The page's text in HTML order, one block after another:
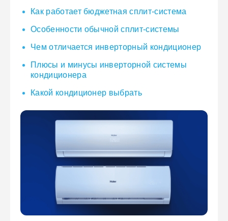
Как работает бюджетная сплит-система
Особенности обычной сплит-системы
Чем отличается инверторный кондиционер
Плюсы и минусы инверторной системы
кондиционера
Какой кондиционер выбрать